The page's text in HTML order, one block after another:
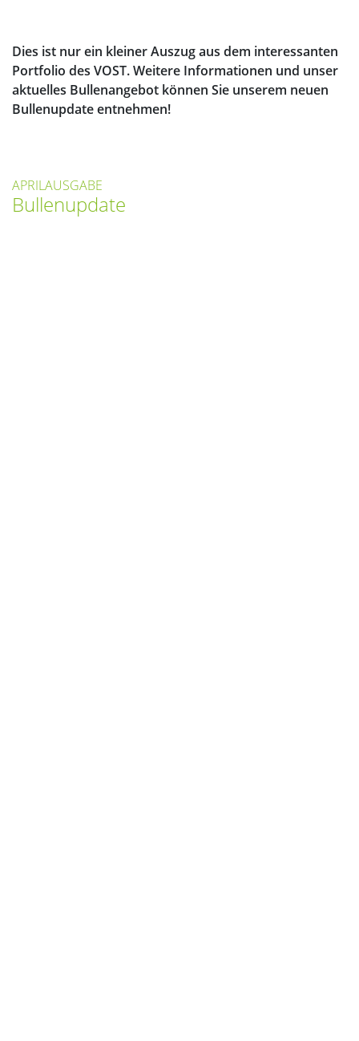
Dies ist nur ein kleiner Auszug aus dem interessanten
Portfolio des VOST. Weitere Informationen und unser
aktuelles Bullenangebot können Sie unserem neuen
Bullenupdate entnehmen!
APRILAUSGABE
Bullenupdate